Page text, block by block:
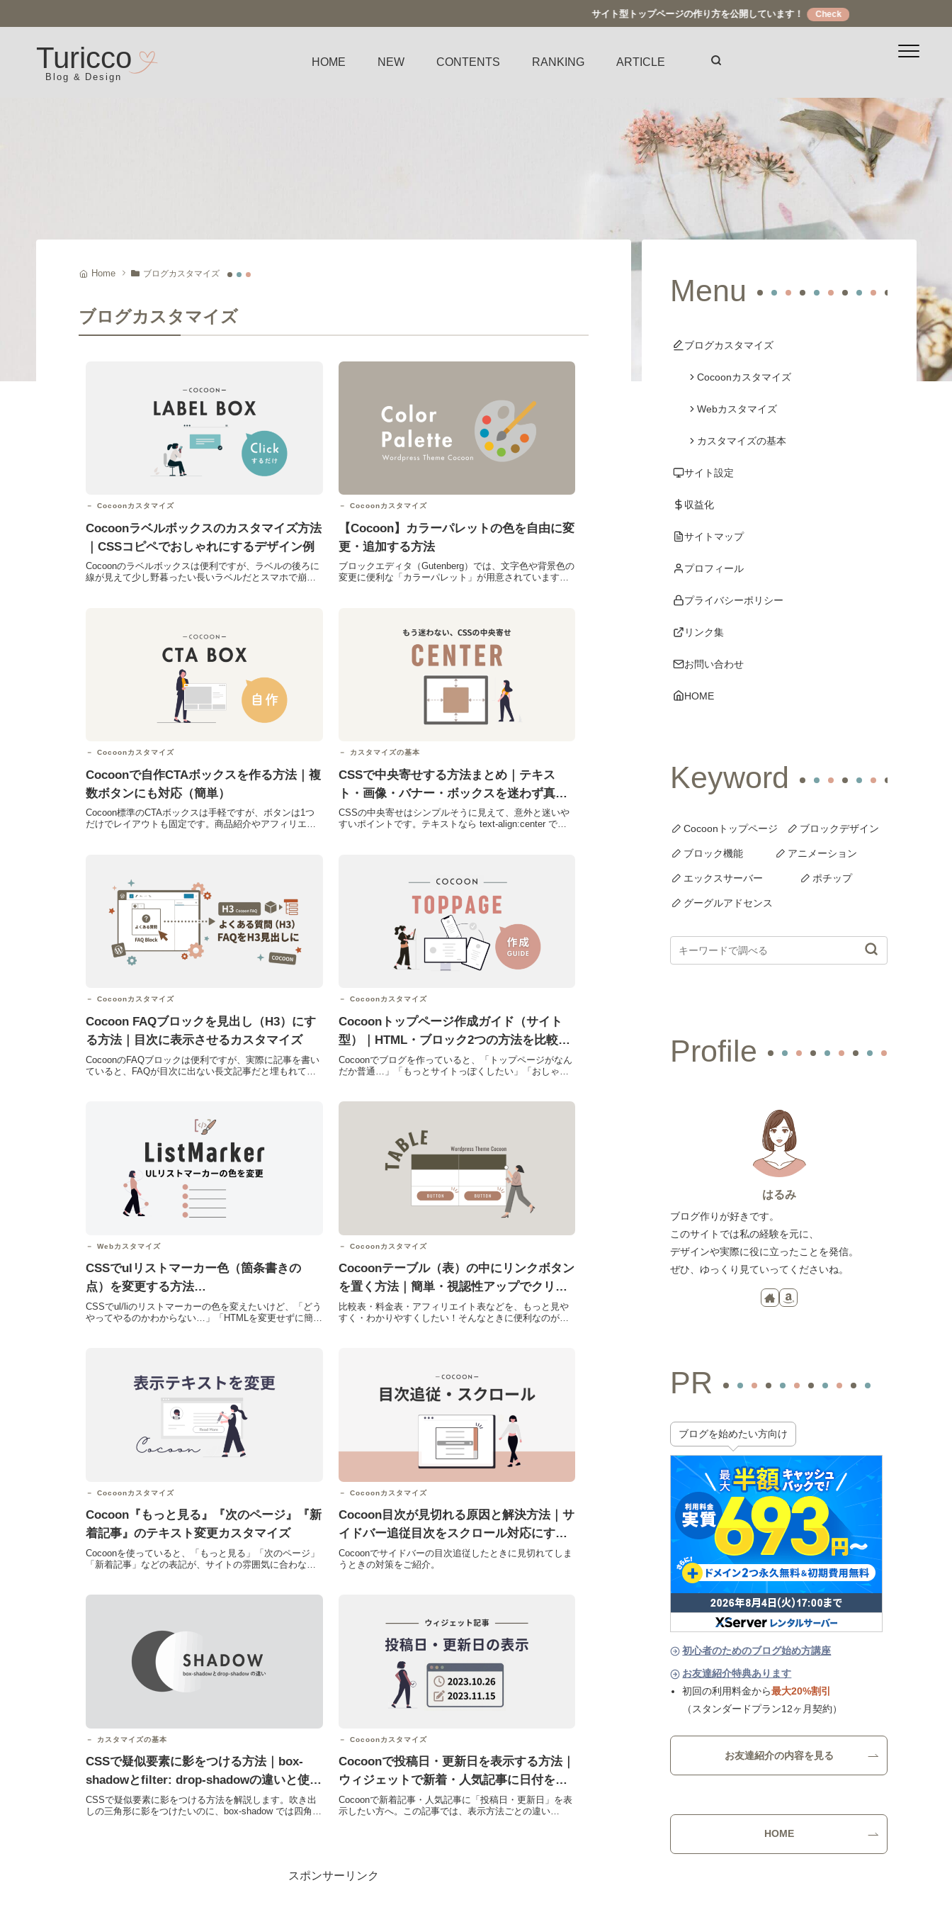
サイト型トップページの作り方を公開しています！
Turicco HOME NEW CONTENTS RANKING ARTICLE
ブログカスタマイズ
ブログカスタマイズ
Cocoonカスタマイズ
Cocoonラベルボックスのカスタマイズ方法
｜CSSコピペでおしゃれにするデザイン例
Cocoonのラベルボックスは便利ですが、ラベルの後ろに
線が見えて少し野暮ったい長いラベルだとスマホで崩れ
Cocoonカスタマイズ
【Cocoon】カラーパレットの色を自由に変
更・追加する方法
ブロックエディタ（Gutenberg）では、文字色や背景色の
変更に便利な「カラーパレット」が用意されています。
Cocoonカスタマイズ
Cocoonで自作CTAボックスを作る方法｜複
数ボタンにも対応（簡単）
Cocoon標準のCTAボックスは手軽ですが、ボタンは1つ
だけでレイアウトも固定です。商品紹介やアフィリエイ
カスタマイズの基本
CSSで中央寄せする方法まとめ｜テキス
ト・画像・バナー・ボックスを迷わず真ん
中に配置
CSSの中央寄せはシンプルそうに見えて、意外と迷いや
すいポイントです。テキストなら text-align:center で済
Cocoonカスタマイズ
Cocoon FAQブロックを見出し（H3）にす
る方法｜目次に表示させるカスタマイズ
CocoonのFAQブロックは便利ですが、実際に記事を書い
ていると、FAQが目次に出ない長文記事だと埋もれてし
Cocoonカスタマイズ
Cocoonトップページ作成ガイド（サイト
型）｜HTML・ブロック2つの方法を比較し
て解説
Cocoonでブログを作っていると、「トップページがなん
だか普通…」「もっとサイトっぽくしたい」「おしゃれ
Webカスタマイズ
CSSでulリストマーカー色（箇条書きの
点）を変更する方法
｜::marker・::before・spanの違いと使い
分け
CSSでul/liのリストマーカーの色を変えたいけど、「どう
やってやるのかわからない…」「HTMLを変更せずに簡単
Cocoonカスタマイズ
Cocoonテーブル（表）の中にリンクボタン
を置く方法｜簡単・視認性アップでクリッ
ク率も向上
比較表・料金表・アフィリエイト表などを、もっと見や
すく・わかりやすくしたい！そんなときに便利なのが
Cocoonカスタマイズ
Cocoon『もっと見る』『次のページ』『新
着記事』のテキスト変更カスタマイズ
Cocoonを使っていると、「もっと見る」「次のページ」
「新着記事」などの表記が、サイトの雰囲気に合わない
Cocoonカスタマイズ
Cocoon目次が見切れる原因と解決方法｜サ
イドバー追従目次をスクロール対応にする
CSS
Cocoonでサイドバーの目次追従したときに見切れてしま
うときの対策をご紹介。
カスタマイズの基本
CSSで疑似要素に影をつける方法｜box-
shadowとfilter: drop-shadowの違いと使い
分け
CSSで疑似要素に影をつける方法を解説します。吹き出
しの三角形に影をつけたいのに、box-shadow では四角い
Cocoonカスタマイズ
Cocoonで投稿日・更新日を表示する方法｜
ウィジェットで新着・人気記事に日付を追
加
Cocoonで新着記事・人気記事に「投稿日・更新日」を表
示したい方へ。この記事では、表示方法ごとの違い
スポンサーリンク
Menu
ブログカスタマイズ
Cocoonカスタマイズ
Webカスタマイズ
カスタマイズの基本
サイト設定
収益化
サイトマップ
プロフィール
プライバシーポリシー
リンク集
お問い合わせ
HOME
Keyword
Cocoonトップページ ブロックデザイン
ブロック機能 アニメーション
エックスサーバー ポチップ
グーグルアドセンス
Profile
はるみ
ブログ作りが好きです。
このサイトでは私の経験を元に、
デザインや実際に役に立ったことを発信。
ぜひ、ゆっくり見ていってくださいね。
PR
ブログを始めたい方向け
初心者のためのブログ始め方講座
お友達紹介特典あります
初回の利用料金から最大20%割引
（スタンダードプラン12ヶ月契約）
お友達紹介の内容を見る
HOME